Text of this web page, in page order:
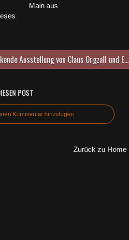
Main aus
Beeindruckende Ausstellung von Claus Orgzall und Elisabeth Maseizik im Foyer des Jüdischen Kulturmuseums
POST
Kommentar hinzufügen
Zurück zu Home